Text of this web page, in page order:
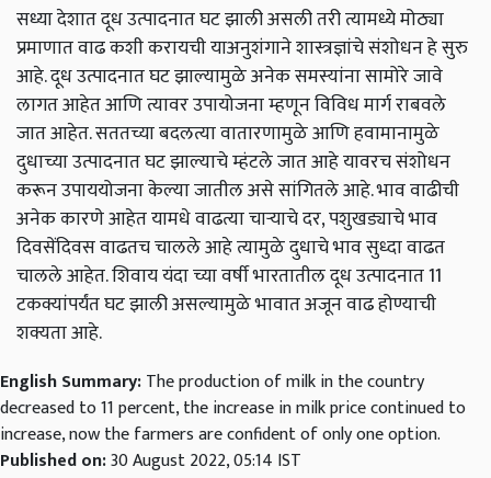
सध्या देशात दूध उत्पादनात घट झाली असली तरी त्यामध्ये मोठ्या
प्रमाणात वाढ कशी करायची याअनुशंगाने शास्त्रज्ञांचे संशोधन हे सुरु
आहे. दूध उत्पादनात घट झाल्यामुळे अनेक समस्यांना सामोरे जावे
लागत आहेत आणि त्यावर उपायोजना म्हणून विविध मार्ग राबवले
जात आहेत. सततच्या बदलत्या वातारणामुळे आणि हवामानामुळे
दुधाच्या उत्पादनात घट झाल्याचे म्हंटले जात आहे यावरच संशोधन
करून उपाययोजना केल्या जातील असे सांगितले आहे. भाव वाढीची
अनेक कारणे आहेत यामधे वाढत्या चाऱ्याचे दर, पशुखड्याचे भाव
दिवसेंदिवस वाढतच चालले आहे त्यामुळे दुधाचे भाव सुध्दा वाढत
चालले आहेत. शिवाय यंदा च्या वर्षी भारतातील दूध उत्पादनात 11
टकक्यांपर्यंत घट झाली असल्यामुळे भावात अजून वाढ होण्याची
शक्यता आहे.
English Summary:The production of milk in the country
decreased to 11 percent, the increase in milk price continued to
increase, now the farmers are confident of only one option.
Published on:30 August 2022, 05:14 IST